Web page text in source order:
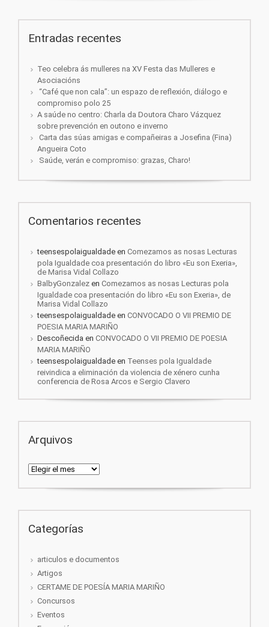
Entradas recentes
Teo celebra ás mulleres na XV Festa das Mulleres e
Asociacións
“Café que non cala”: un espazo de reflexión, diálogo e
compromiso polo 25
A saúde no centro: Charla da Doutora Charo Vázquez
sobre prevención en outono e inverno
Carta das súas amigas e compañeiras a Josefina (Fina)
Angueira Coto
Saúde, verán e compromiso: grazas, Charo!
Comentarios recentes
teensespolaigualdade en Comezamos as nosas Lecturas
pola Igualdade coa presentación do libro «Eu son Exeria»,
de Marisa Vidal Collazo
BalbyGonzalez en Comezamos as nosas Lecturas pola
Igualdade coa presentación do libro «Eu son Exeria», de
Marisa Vidal Collazo
teensespolaigualdade en CONVOCADO O VII PREMIO DE
POESIA MARIA MARIÑO
Descoñecida en CONVOCADO O VII PREMIO DE POESIA
MARIA MARIÑO
teensespolaigualdade en Teenses pola Igualdade
reivindica a eliminación da violencia de xénero cunha
conferencia de Rosa Arcos e Sergio Clavero
Arquivos
Arquivos
Categorías
articulos e documentos
Artigos
CERTAME DE POESÍA MARIA MARIÑO
Concursos
Eventos